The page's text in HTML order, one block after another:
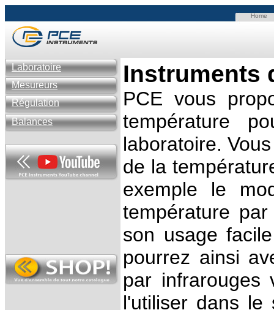
Home
Laboratoire
Mesureurs
Régulation
Balances
Instruments
PCE vous
température
laboratoire.
de la
exemple le
température
son usage
pourrez ainsi
par
l'utiliser dans le